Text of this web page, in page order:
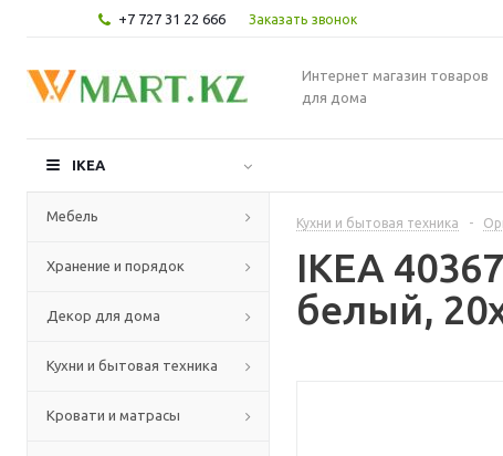
+7 727 31 22 666 Заказать звонок
Интернет магазин товаров
для дома
IKEA
Мебель
Хранение и порядок
Декор для дома
Кухни и бытовая техника
Кровати и матрасы
Кухни и бытовая техника -
IKEA
белый,